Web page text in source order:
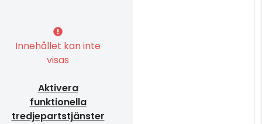
Innehållet kan inte
visas
Aktivera
funktionella
tredjepartstjänster